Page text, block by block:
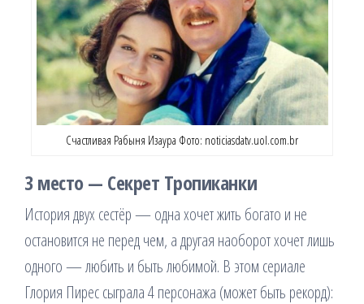
Счастливая Рабыня Изаура Фото: noticiasdatv.uol.com.br
3 место — Секрет Тропиканки
История двух сестёр — одна хочет жить богато и не
остановится не перед чем, а другая наоборот хочет лишь
одного — любить и быть любимой. В этом сериале
Глория Пирес сыграла 4 персонажа (может быть рекорд):